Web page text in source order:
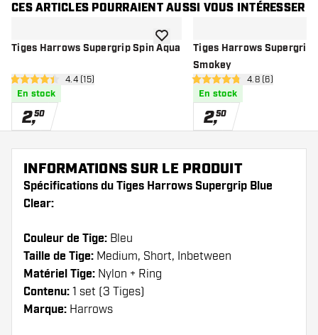
CES ARTICLES POURRAIENT AUSSI VOUS INTÉRESSER
Tiges Harrows Supergrip Spin Aqua
ouvrir le panneau des avis
4.4 étoiles de notation
4.4 (15)
En stock
2,50
ajouter à la liste de souhaits
Tiges Harrows Supergrip
Smokey
ouvrir le
4.8 étoiles de notation
4.8 (6)
En stock
2,50
INFORMATIONS SUR LE PRODUIT
Spécifications du Tiges Harrows Supergrip Blue
Clear:
Couleur de Tige: Bleu
Taille de Tige: Medium, Short, Inbetween
Matériel Tige: Nylon + Ring
Contenu: 1 set (3 Tiges)
Marque: Harrows